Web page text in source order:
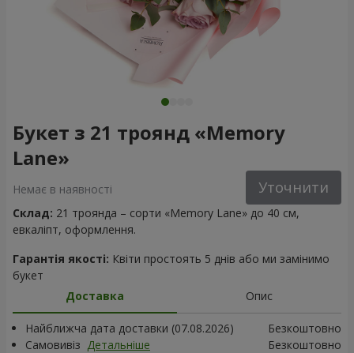
Букет з 21 троянд «Memory
Lane»
Немає в наявності Уточнити
Склад: 21 троянда – сорти «Memory Lane» до 40 см,
евкаліпт, оформлення.
Гарантія якості: Квіти простоять 5 днів або ми замінимо
букет
Доставка
Опис
Найближча дата доставки (07.08.2026)
Безкоштовно
Самовивіз Детальніше Безкоштовно